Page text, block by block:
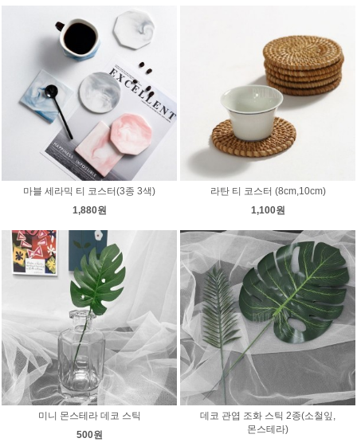
마블 세라믹 티 코스터(3종 3색)
1,880원
라탄 티 코스터 (8cm,10cm)
1,100원
미니 몬스테라 데코 스틱
500원
데코 관엽 조화 스틱 2종(소철잎,
몬스테라)